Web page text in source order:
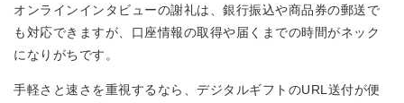
オンラインインタビューの謝礼は、銀行振込や商品券の郵送で
も対応できますが、口座情報の取得や届くまでの時間がネック
になりがちです。
手軽さと速さを重視するなら、デジタルギフトのURL送付が便